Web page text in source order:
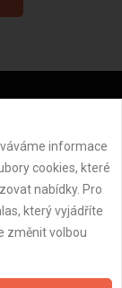
informace
cookies, které
nabídky. Pro
který vyjádříte
změnit volbou